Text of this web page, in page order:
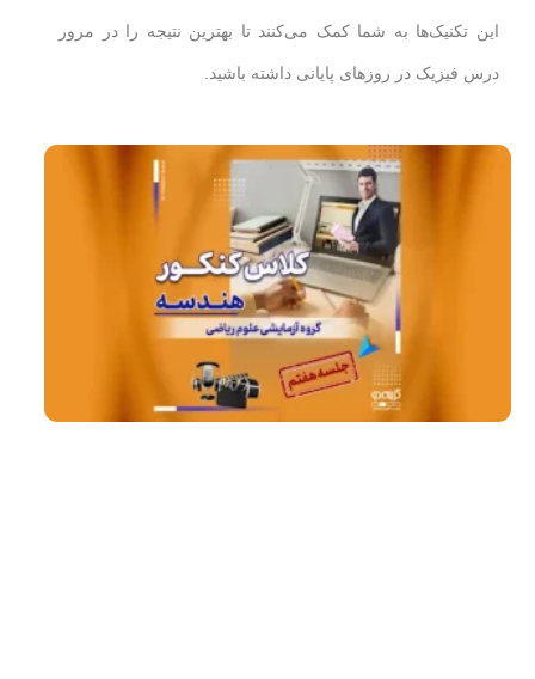
این تکنیک‌ها به شما کمک می‌کنند تا بهترین نتیجه را در مرور
درس فیزیک در روزهای پایانی داشته باشید.